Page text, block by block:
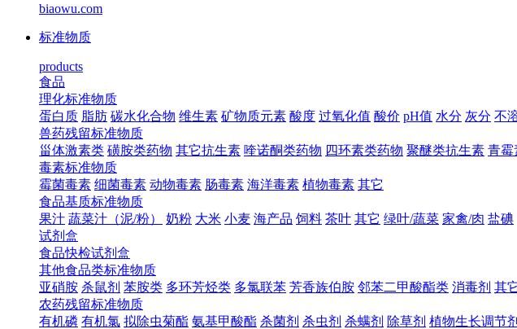
biaowu.com
标准物质
products
食品
理化标准物质
蛋白质 脂肪 碳水化合物 维生素 矿物质元素 酸度 过氧化值 酸价 pH值 水分 灰分 不
兽药残留标准物质
甾体激素类 磺胺类药物 其它抗生素 喹诺酮类药物 四环素类药物 聚醚类抗生素 青霉
毒素标准物质
霉菌毒素 细菌毒素 动物毒素 肠毒素 海洋毒素 植物毒素 其它
食品基质标准物质
果汁 蔬菜汁（泥/粉） 奶粉 大米 小麦 海产品 饲料 茶叶 其它 绿叶/蔬菜 家禽/肉 盐碘
试剂盒
食品快检试剂盒
其他食品类标准物质
亚硝胺 杀鼠剂 苯胺类 多环芳烃类 多氯联苯 芳香族伯胺 邻苯二甲酸酯类 消毒剂 其
农药残留标准物质
有机磷 有机氯 拟除虫菊酯 氨基甲酸酯 杀菌剂 杀虫剂 杀螨剂 除草剂 植物生长调节剂